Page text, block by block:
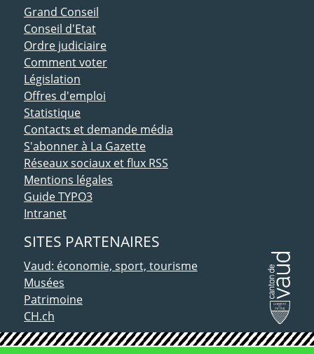
ACCÈS DIRECT
Grand Conseil
Conseil d'Etat
Ordre judiciaire
Comment voter
Législation
Offres d'emploi
Statistique
Contacts et demande média
S'abonner à La Gazette
Réseaux sociaux et flux RSS
Mentions légales
Guide TYPO3
Intranet
SITES PARTENAIRES
Vaud: économie, sport, tourisme
Musées
Patrimoine
CH.ch